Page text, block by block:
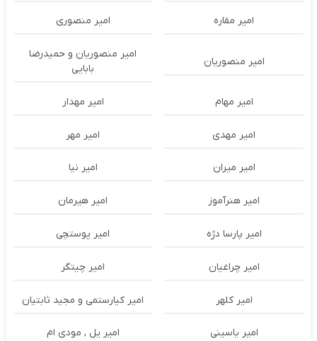
امیر مقاره امیر منصوری
امیر منصوریان
امیر منصوریان و حمیدرضا
بابایی
امیر مهام امیر مهدار
امیر مهدی امیر مهر
امیر میران امیر نیا
امیر هنرآموز امیر هیرمان
امیر پارسا دژه امیر پوستچی
امیر چراغیان امیر چیتگر
امیر کلهر امیر کیارستمی و مجید ثابتیان
امیر یاسینی امیر یل , مودی ام